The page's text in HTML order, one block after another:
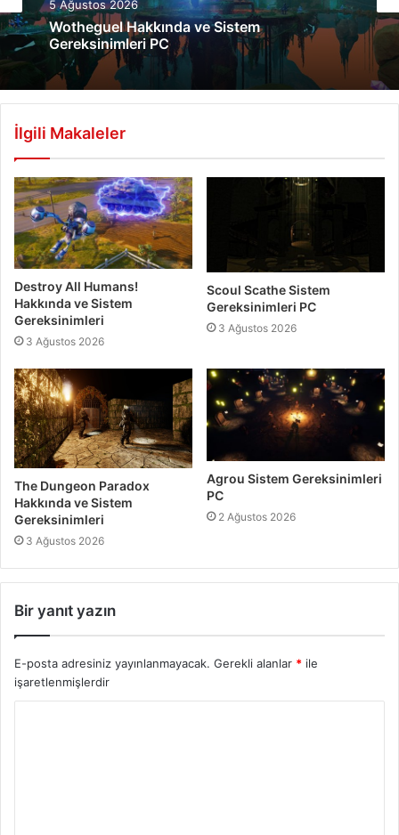
5 Ağustos 2026
Wotheguel Hakkında ve Sistem
Gereksinimleri PC
İlgili Makaleler
Destroy All Humans!
Hakkında ve Sistem
Gereksinimleri
3 Ağustos 2026
Scoul Scathe Sistem
Gereksinimleri PC
3 Ağustos 2026
The Dungeon Paradox
Hakkında ve Sistem
Gereksinimleri
3 Ağustos 2026
Agrou Sistem Gereksinimleri
PC
2 Ağustos 2026
Bir yanıt yazın
E-posta adresiniz yayınlanmayacak. Gerekli alanlar * ile
işaretlenmişlerdir